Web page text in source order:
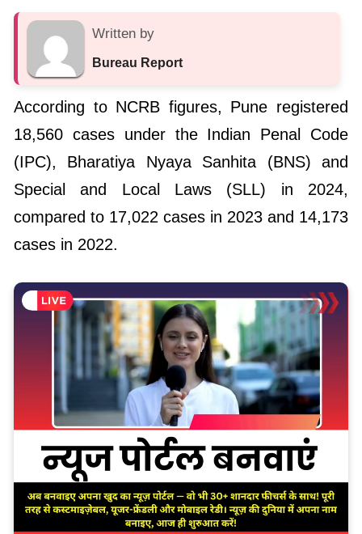
Written by
Bureau Report
According to NCRB figures, Pune registered
18,560 cases under the Indian Penal Code
(IPC), Bharatiya Nyaya Sanhita (BNS) and
Special and Local Laws (SLL) in 2024,
compared to 17,022 cases in 2023 and 14,173
cases in 2022.